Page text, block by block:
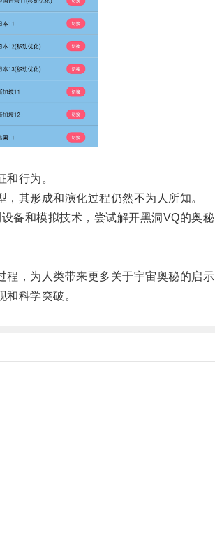
行为。
其形成和演化过程仍然不为人所知。
和模拟技术，尝试解开黑洞VQ的奥秘
，为人类带来更多关于宇宙奥秘的启示
科学突破。